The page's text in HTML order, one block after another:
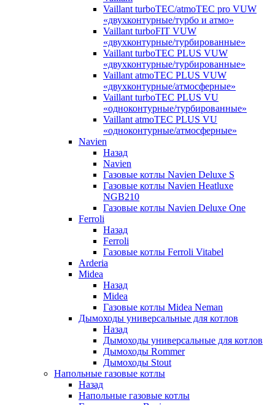
Vaillant turboTEC/atmoTEC pro VUW
«двухконтурные/турбо и атмо»
Vaillant turboFIT VUW
«двухконтурные/турбированные»
Vaillant turboTEC PLUS VUW
«двухконтурные/турбированные»
Vaillant atmoTEC PLUS VUW
«двухконтурные/атмосферные»
Vaillant turboTEC PLUS VU
«одноконтурные/турбированные»
Vaillant atmoTEC PLUS VU
«одноконтурные/атмосферные»
Navien
Назад
Navien
Газовые котлы Navien Deluxe S
Газовые котлы Navien Heatluxe
NGB210
Газовые котлы Navien Deluxe One
Ferroli
Назад
Ferroli
Газовые котлы Ferroli Vitabel
Arderia
Midea
Назад
Midea
Газовые котлы Midea Neman
Дымоходы универсальные для котлов
Назад
Дымоходы универсальные для котлов
Дымоходы Rommer
Дымоходы Stout
Напольные газовые котлы
Назад
Напольные газовые котлы